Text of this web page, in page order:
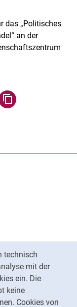
technisch
mit der
ein. Die
keine
Cookies von
das „Politisches
an der
teilen
über Facebook